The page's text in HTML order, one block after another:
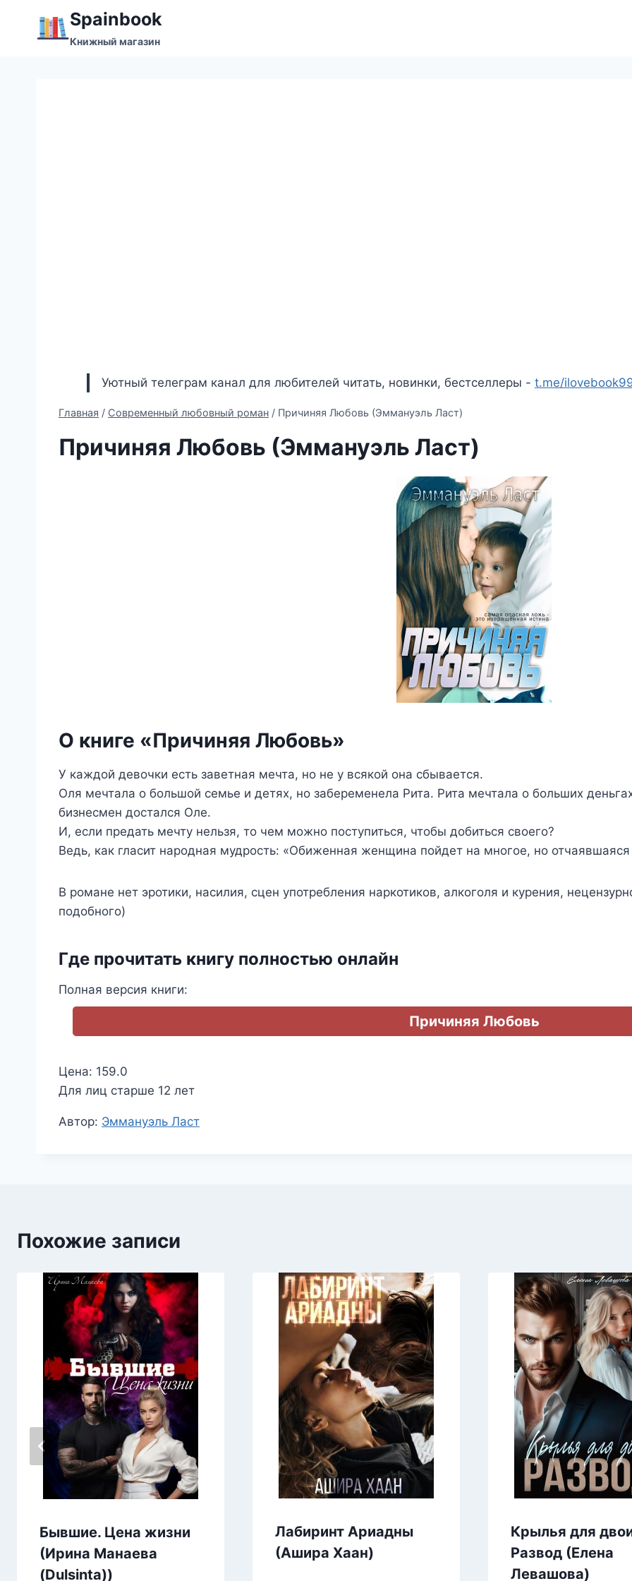
содержимому
Spainbook
Книжный магазин
Уютный телеграм канал для любителей читать, новинки, бестселлеры - t.me/
Главная / Современный любовный роман / Причиняя Любовь (Эммануэль Ласт)
Причиняя Любовь (Эммануэль Ласт)
О книге «Причиняя Любовь»
У каждой девочки есть заветная мечта, но не у всякой она сбывается.
Оля мечтала о большой семье и детях, но забеременела Рита. Рита мечтала о больших
бизнесмен достался Оле.
И, если предать мечту нельзя, то чем можно поступиться, чтобы добиться своего?
Ведь, как гласит народная мудрость: «Обиженная женщина пойдет на многое, но отчаявшаяся
В романе нет эротики, насилия, сцен употребления наркотиков, алкоголя и курения,
подобного)
Где прочитать книгу полностью онлайн
Полная версия книги:
Причиняя Любовь
Цена: 159.0
Для лиц старше 12 лет
Метки
Автор: Эммануэль Ласт
Похожие записи
Бывшие. Цена жизни
(Ирина Манаева
(Dulsinta))
Лабиринт Ариадны
(Ашира Хаан)
Крылья для
Развод (Елена
Левашова)